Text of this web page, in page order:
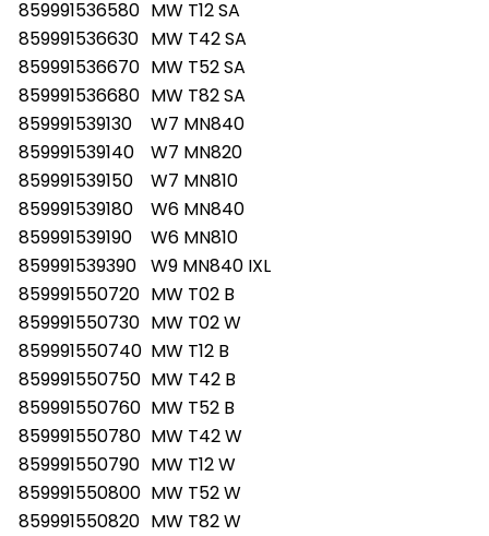
859991536580 MW T12 SA
859991536630 MW T42 SA
859991536670 MW T52 SA
859991536680 MW T82 SA
859991539130
W7 MN840
859991539140
W7 MN820
859991539150
W7 MN810
859991539180
W6 MN840
859991539190
W6 MN810
859991539390 W9 MN840 IXL
859991550720 MW T02 B
859991550730 MW T02 W
859991550740 MW T12 B
859991550750 MW T42 B
859991550760 MW T52 B
859991550780 MW T42 W
859991550790 MW T12 W
859991550800 MW T52 W
859991550820 MW T82 W